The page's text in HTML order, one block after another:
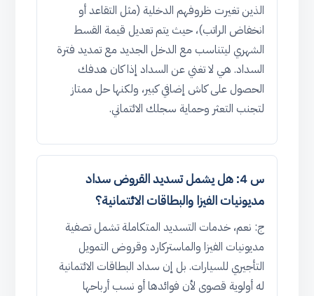
الذين تغيرت ظروفهم الدخلية (مثل التقاعد أو
انخفاض الراتب)، حيث يتم تعديل قيمة القسط
الشهري ليتناسب مع الدخل الجديد مع تمديد فترة
السداد. هي لا تغني عن السداد إذا كان هدفك
الحصول على كاش إضافي كبير، ولكنها حل ممتاز
لتجنب التعثر وحماية سجلك الائتماني.
س 4: هل يشمل تسديد القروض سداد
مديونيات الفيزا والبطاقات الائتمانية؟
ج: نعم، خدمات التسديد المتكاملة تشمل تصفية
مديونيات الفيزا والماستركارد وقروض التمويل
التأجيري للسيارات. بل إن سداد البطاقات الائتمانية
له أولوية قصوى لأن فوائدها أو نسب أرباحها